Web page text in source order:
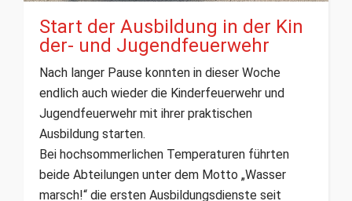
Start der Ausbildung in der Kin
der- und Jugendfeuerwehr
Nach langer Pause konnten in dieser Woche
endlich auch wieder die Kinderfeuerwehr und
Jugendfeuerwehr mit ihrer praktischen
Ausbildung starten.
Bei hochsommerlichen Temperaturen führten
beide Abteilungen unter dem Motto „Wasser
marsch!“ die ersten Ausbildungsdienste seit